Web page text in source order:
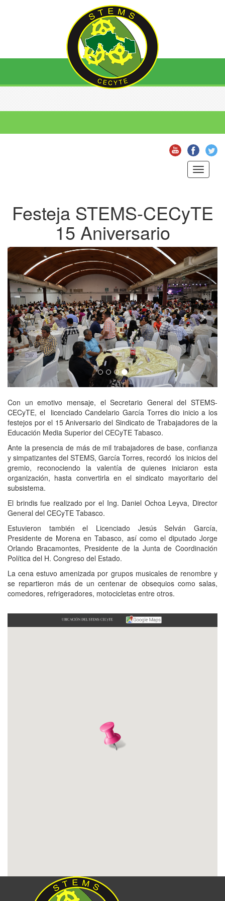
Toggle
Festeja STEMS-CECyTE
15 Aniversario
Previous Next
Con un emotivo mensaje, el Secretario General del STEMS-
CECyTE, el licenciado Candelario García Torres dio inicio a los
festejos por el 15 Aniversario del Sindicato de Trabajadores de la
Educación Media Superior del CECyTE Tabasco.
Ante la presencia de más de mil trabajadores de base, confianza
y simpatizantes del STEMS, García Torres, recordó los inicios del
gremio, reconociendo la valentía de quienes iniciaron esta
organización, hasta convertirla en el sindicato mayoritario del
subsistema.
El brindis fue realizado por el Ing. Daniel Ochoa Leyva, Director
General del CECyTE Tabasco.
Estuvieron también el Licenciado Jesús Selván García,
Presidente de Morena en Tabasco, así como el diputado Jorge
Orlando Bracamontes, Presidente de la Junta de Coordinación
Política del H. Congreso del Estado.
La cena estuvo amenizada por grupos musicales de renombre y
se repartieron más de un centenar de obsequios como salas,
comedores, refrigeradores, motocicletas entre otros.